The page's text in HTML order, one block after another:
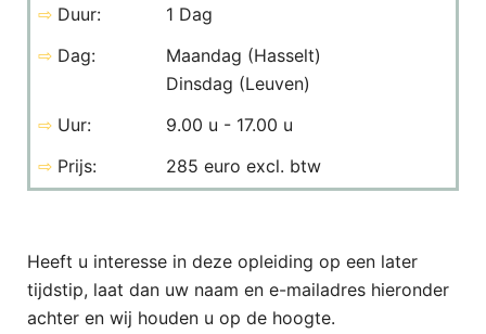
⇨ Duur:
1 Dag
⇨ Dag:
Maandag (Hasselt)
Dinsdag (Leuven)
⇨ Uur:
9.00 u - 17.00 u
⇨ Prijs: 285 euro excl. btw
Heeft u interesse in deze opleiding op een later
tijdstip, laat dan uw naam en e-mailadres hieronder
achter en wij houden u op de hoogte.